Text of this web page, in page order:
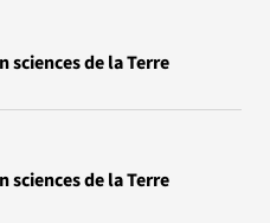
de la Terre
de la Terre